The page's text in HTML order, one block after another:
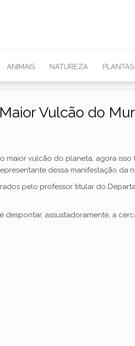
ANIMAIS NATUREZA PLANTAS
Maior Vulcão do
maior vulcão do planeta, agora isso
dessa manifestação da
pelo professor titular do
despontar, assustadoramente, a